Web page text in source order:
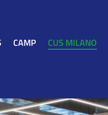
CAMP CUS MILANO